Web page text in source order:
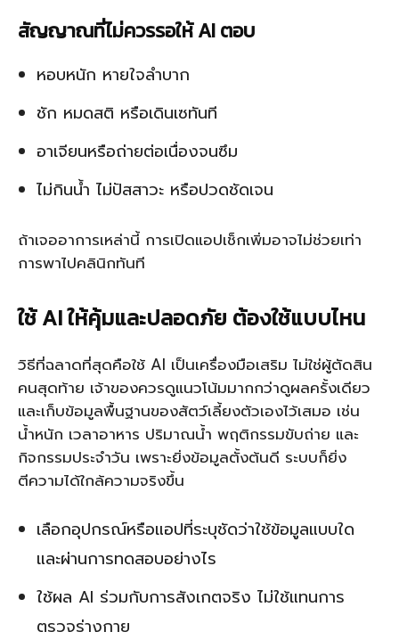
สัญญาณที่ไม่ควรรอให้ AI ตอบ
หอบหนัก หายใจลำบาก
ชัก หมดสติ หรือเดินเซทันที
อาเจียนหรือถ่ายต่อเนื่องจนซึม
ไม่กินน้ำ ไม่ปัสสาวะ หรือปวดชัดเจน
ถ้าเจออาการเหล่านี้ การเปิดแอปเช็กเพิ่มอาจไม่ช่วยเท่า
การพาไปคลินิกทันที
ใช้ AI ให้คุ้มและปลอดภัย ต้องใช้แบบไหน
วิธีที่ฉลาดที่สุดคือใช้ AI เป็นเครื่องมือเสริม ไม่ใช่ผู้ตัดสิน
คนสุดท้าย เจ้าของควรดูแนวโน้มมากกว่าดูผลครั้งเดียว
และเก็บข้อมูลพื้นฐานของสัตว์เลี้ยงตัวเองไว้เสมอ เช่น
น้ำหนัก เวลาอาหาร ปริมาณน้ำ พฤติกรรมขับถ่าย และ
กิจกรรมประจำวัน เพราะยิ่งข้อมูลตั้งต้นดี ระบบก็ยิ่ง
ตีความได้ใกล้ความจริงขึ้น
เลือกอุปกรณ์หรือแอปที่ระบุชัดว่าใช้ข้อมูลแบบใด
และผ่านการทดสอบอย่างไร
ใช้ผล AI ร่วมกับการสังเกตจริง ไม่ใช้แทนการ
ตรวจร่างกาย